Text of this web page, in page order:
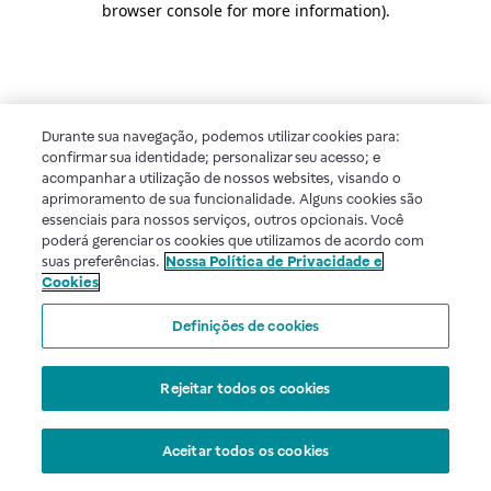
browser console for more information).
Durante sua navegação, podemos utilizar cookies para:
confirmar sua identidade; personalizar seu acesso; e
acompanhar a utilização de nossos websites, visando o
aprimoramento de sua funcionalidade. Alguns cookies são
essenciais para nossos serviços, outros opcionais. Você
poderá gerenciar os cookies que utilizamos de acordo com
suas preferências. Nossa Política de Privacidade e
Cookies
Definições de cookies
Rejeitar todos os cookies
Aceitar todos os cookies